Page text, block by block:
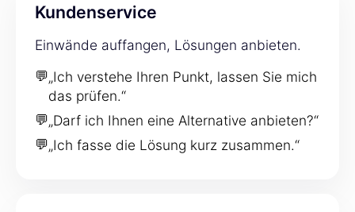
Kundenservice
Einwände auffangen, Lösungen anbieten.
💬„Ich verstehe Ihren Punkt, lassen Sie mich
das prüfen.“
💬„Darf ich Ihnen eine Alternative anbieten?“
💬„Ich fasse die Lösung kurz zusammen.“